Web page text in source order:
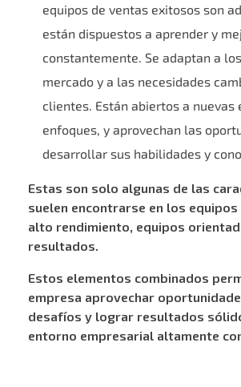
equipos de ventas exitosos son
están dispuestos a aprender y
constantemente. Se adaptan a
mercado y a las necesidades
clientes. Están abiertos a nuevas
enfoques, y aprovechan las
desarrollar sus habilidades y
Estas son solo algunas de las
suelen encontrarse en los
alto rendimiento, equipos
resultados.
Estos elementos combinados
empresa aprovechar
desafíos y lograr resultados
entorno empresarial altamente